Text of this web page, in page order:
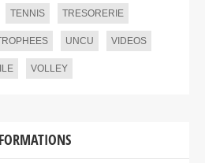
TENNIS TRESORERIE
UNCU VIDEOS
VOLLEY